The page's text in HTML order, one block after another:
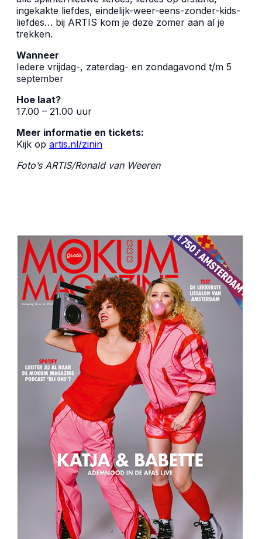
ingekakte liefdes, eindelijk-weer-eens-zonder-kids-
liefdes… bij ARTIS kom je deze zomer aan al je
trekken.
Wanneer
Iedere vrijdag-, zaterdag- en zondagavond t/m 5
september
Hoe laat?
17.00 – 21.00 uur
Meer informatie en tickets:
Kijk op artis.nl/zinin
Foto’s ARTIS/Ronald van Weeren